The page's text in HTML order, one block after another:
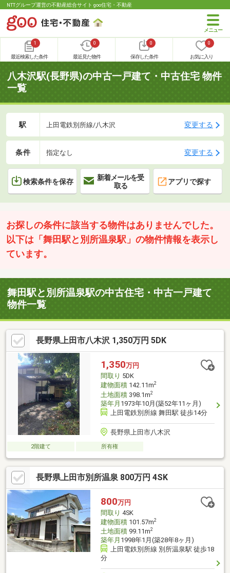
NTTグループ運営の不動産総合サイト goo住宅・不動産
1
最近検索した条件
0
最近見た物件
0
保存した条件
0
お気に入り
八木沢駅(長野県)の中古一戸建て・中古住宅 物件
一覧
駅 上田電鉄別所線/八木沢 変更する
条件 指定なし 変更する
検索条件を保存
新着メールを受
取る
アプリで探す
お探しの条件に該当する物件はありませんでした。
以下は「舞田駅と別所温泉駅」の物件情報を表示し
ています。
舞田駅と別所温泉駅の中古住宅・中古一戸建て
物件一覧
長野県上田市八木沢 1,350万円 5DK
1,350万円
間取り 5DK
建物面積142.11m2
土地面積398.1m2
築年月 1973年10月(築52年11ヶ月)
上田電鉄別所線 舞田駅 徒歩14分
長野県上田市八木沢
2階建て 所有権
長野県上田市別所温泉 800万円 4SK
800万円
間取り 4SK
建物面積101.57m2
土地面積99.11m2
築年月 1998年1月(築28年8ヶ月)
上田電鉄別所線 別所温泉駅 徒歩18
分